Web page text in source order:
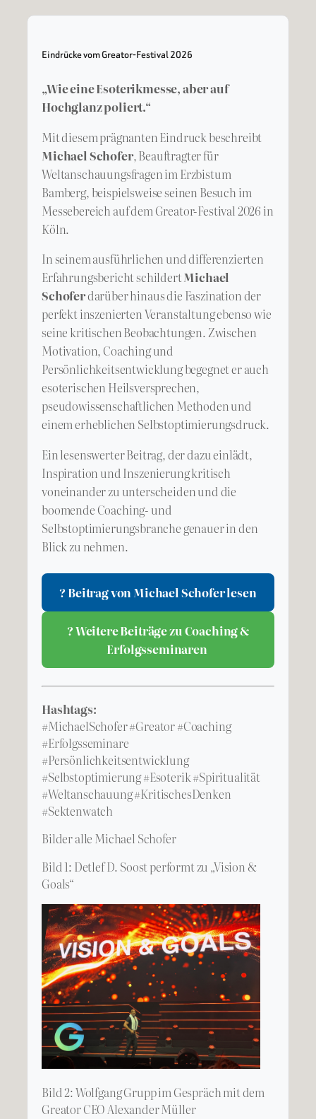
Eindrücke vom Greator-Festival 2026
„Wie eine Esoterikmesse, aber auf
Hochglanz poliert.“
Mit diesem prägnanten Eindruck beschreibt
Michael Schofer, Beauftragter für
Weltanschauungsfragen im Erzbistum
Bamberg, beispielsweise seinen Besuch im
Messebereich auf dem Greator-Festival 2026 in
Köln.
In seinem ausführlichen und differenzierten
Erfahrungsbericht schildertMichael
Schoferdarüber hinaus die Faszination der
perfekt inszenierten Veranstaltung ebenso wie
seine kritischen Beobachtungen. Zwischen
Motivation, Coaching und
Persönlichkeitsentwicklung begegnet er auch
esoterischen Heilsversprechen,
pseudowissenschaftlichen Methoden und
einem erheblichen Selbstoptimierungsdruck.
Ein lesenswerter Beitrag, der dazu einlädt,
Inspiration und Inszenierung kritisch
voneinander zu unterscheiden und die
boomende Coaching- und
Selbstoptimierungsbranche genauer in den
Blick zu nehmen.
? Beitrag von Michael Schofer lesen
? Weitere Beiträge zu Coaching &
Erfolgsseminaren
Hashtags:
#MichaelSchofer #Greator #Coaching
#Erfolgsseminare
#Persönlichkeitsentwicklung
#Selbstoptimierung #Esoterik #Spiritualität
#Weltanschauung #KritischesDenken
#Sektenwatch
Bilder alle Michael Schofer
Bild 1: Detlef D. Soost performt zu „Vision &
Goals“
Bild 2: Wolfgang Grupp im Gespräch mit dem
Greator CEO Alexander Müller